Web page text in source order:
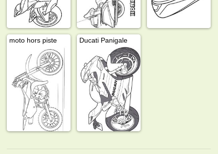
moto hors piste Ducati Panigale